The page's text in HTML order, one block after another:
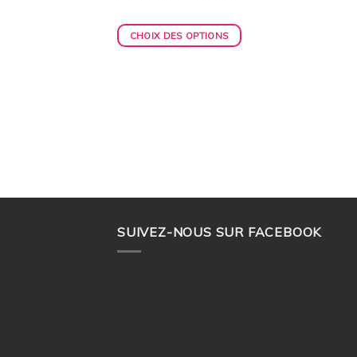
CHOIX DES OPTIONS
SUIVEZ-NOUS SUR FACEBOOK